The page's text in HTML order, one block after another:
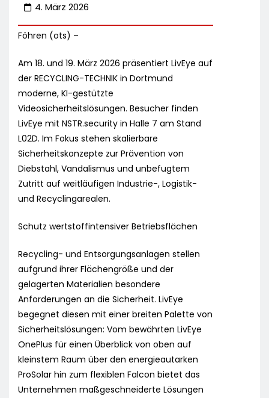
4. März 2026
Föhren (ots) –
Am 18. und 19. März 2026 präsentiert LivEye auf
der RECYCLING-TECHNIK in Dortmund
moderne, KI-gestützte
Videosicherheitslösungen. Besucher finden
LivEye mit NSTR.security in Halle 7 am Stand
L02D. Im Fokus stehen skalierbare
Sicherheitskonzepte zur Prävention von
Diebstahl, Vandalismus und unbefugtem
Zutritt auf weitläufigen Industrie-, Logistik-
und Recyclingarealen.
Schutz wertstoffintensiver Betriebsflächen
Recycling- und Entsorgungsanlagen stellen
aufgrund ihrer Flächengröße und der
gelagerten Materialien besondere
Anforderungen an die Sicherheit. LivEye
begegnet diesen mit einer breiten Palette von
Sicherheitslösungen: Vom bewährten LivEye
OnePlus für einen Überblick von oben auf
kleinstem Raum über den energieautarken
ProSolar hin zum flexiblen Falcon bietet das
Unternehmen maßgeschneiderte Lösungen